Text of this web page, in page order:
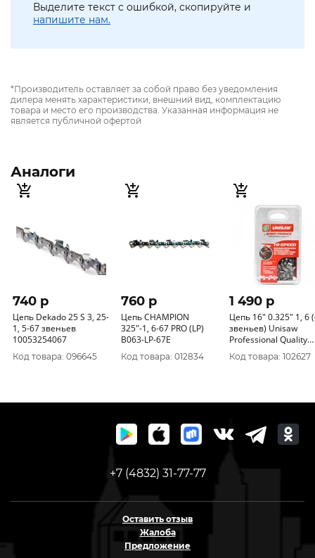
Выделите текст с ошибкой, скопируйте и
напишите нам.
*Производитель оставляет за собой право без уведомления
дилера менять характеристики, внешний вид, комплектацию
товара и место его производства. Указанная информация не
является публичной офертой
Аналоги
740 p
Цепь Dekado 25 S 3, 25-
1, 5-67 звеньев
10053254067
Код товара: 096645
760 p
Цепь CHAMPION
325"-1, 6-67 PRO (LP)
B063-LP-67E
Код товара: 012834
1 490 p
Цепь 16" 0.325" 1, 6
звеньев) Unisaw
Professional Quality
SG6C67DL
Код товара: 102627
+7 (4832) 31-77-77
Оставить отзыв
Жалоба
Предложение